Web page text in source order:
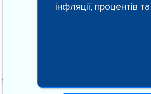
інфляції, процентів